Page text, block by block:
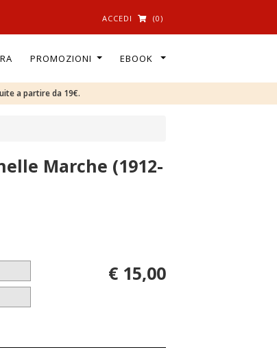
ACCEDI (0)
PROMOZIONI EBOOK
a partire da 19€.
Marche (1912-
€ 15,00